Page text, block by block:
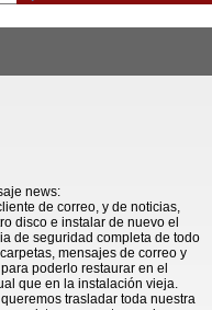
news:
de correo, y de noticias,
disco e instalar de nuevo el
de seguridad completa de todo
mensajes de correo y
poderlo restaurar en el
que en la instalación vieja.
trasladar toda nuestra